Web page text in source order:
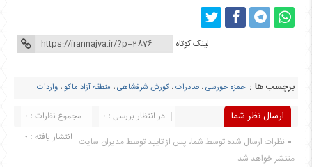
لینک کوتاه
برچسب ها : حمزه حورسی، صادرات، کورش شرفشاهی، منطقه آزاد ماکو، واردات
ارسال نظر شما مجموع نظرات : 0
در انتظار بررسی : 0
انتشار یافته : 0 نظرات ارسال شده توسط شما، پس از تایید توسط مدیران سایت
منتشر خواهد شد.